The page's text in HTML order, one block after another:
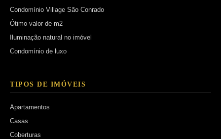
Condomínio Village São Conrado
Ótimo valor de m2
Iluminação natural no imóvel
Condomínio de luxo
TIPOS DE IMÓVEIS
Apartamentos
Casas
Coberturas